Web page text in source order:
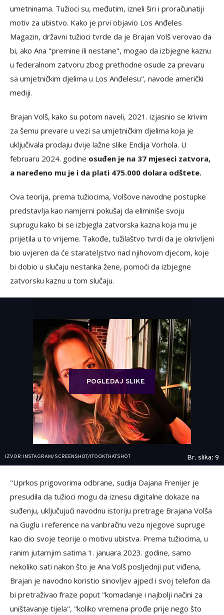
umetninama. Tužioci su, međutim, izneli širi i proračunatiji
motiv za ubistvo. Kako je prvi objavio Los Anđeles
Magazin, državni tužioci tvrde da je Brajan Volš verovao da
bi, ako Ana "premine ili nestane", mogao da izbjegne kaznu
u federalnom zatvoru zbog prethodne osude za prevaru
sa umjetničkim djelima u Los Anđelesu", navode američki
mediji.
Brajan Volš, kako su potom naveli, 2021. izjasnio se krivim
za šemu prevare u vezi sa umjetničkim djelima koja je
uključivala prodaju dvije lažne slike Endija Vorhola. U
februaru 2024. godine osuđen je na 37 mjeseci zatvora,
a naređeno mu je i da plati 475.000 dolara odštete.
Ova teorija, prema tužiocima, Volšove navodne postupke
predstavlja kao namjerni pokušaj da eliminiše svoju
suprugu kako bi se izbjegla zatvorska kazna koja mu je
prijetila u to vrijeme. Takođe, tužilaštvo tvrdi da je okrivljeni
bio uvjeren da će starateljstvo nad njihovom djecom, koje
bi dobio u slučaju nestanka žene, pomoći da izbjegne
zatvorsku kaznu u tom slučaju.
POGLEDAJ SLIKE
IZVOR: INSTAGRAM/SCREENSHOT/ITOOKTHATSHOT Br. slika: 9
"Uprkos prigovorima odbrane, sudija Dajana Frenijer je
presudila da tužioci mogu da iznesu digitalne dokaze na
suđenju, uključujući navodnu istoriju pretrage Brajana Volša
na Guglu i reference na vanbračnu vezu njegove supruge
kao dio svoje teorije o motivu ubistva. Prema tužiocima, u
ranim jutarnjim satima 1. januara 2023. godine, samo
nekoliko sati nakon što je Ana Volš posljednji put viđena,
Brajan je navodno koristio sinovljev ajped i svoj telefon da
bi pretraživao fraze poput "komadanje i najbolji načini za
uništavanje tijela", "koliko vremena prođe prije nego što